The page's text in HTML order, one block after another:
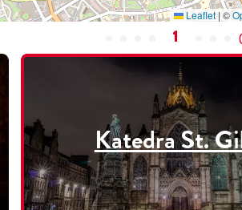
Leaflet | ©
1 (
Katedra St.